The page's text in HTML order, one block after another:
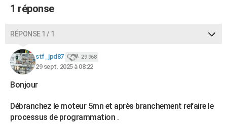
1 réponse
RÉPONSE 1 / 1
stf_jpd87 29 968
29 sept. 2025 à 08:22
Bonjour
Débranchez le moteur 5mn et après branchement refaire le
processus de programmation .